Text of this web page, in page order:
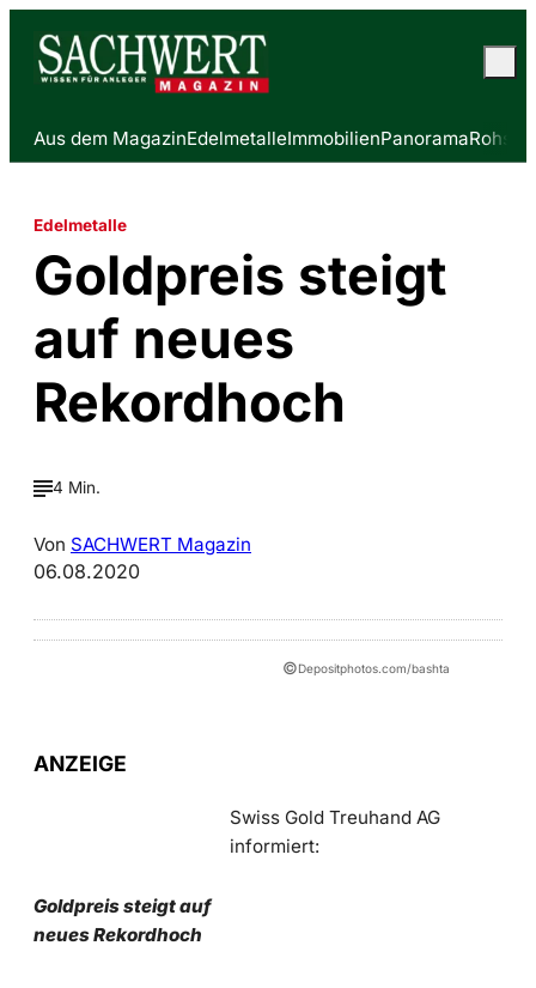
Aus dem MagazinEdelmetalleImmobilienPanorama
Edelmetalle
Goldpreis steigt
auf neues
Rekordhoch
4 Min.
Von SACHWERT Magazin
06.08.2020
©Depositphotos.com/bashta
ANZEIGE
Swiss Gold Treuhand AG
informiert:
Goldpreis steigt auf
neues Rekordhoch